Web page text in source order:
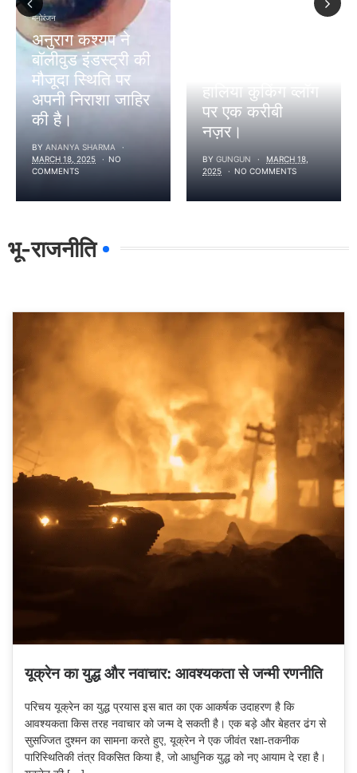
Previous
मनोरंजन
अनुराग कश्यप ने
बॉलीवुड इंडस्ट्री की
मौजूदा स्थिति पर
अपनी निराशा जाहिर
की है।
BY ANANYA SHARMA
MARCH 18, 2025
NO
COMMENTS
हालिया कुकिंग व्लॉग
पर एक करीबी
नज़र।
BY GUNGUN
MARCH 18,
2025
NO COMMENTS
भू-राजनीति
यूक्रेन का युद्ध और नवाचार: आवश्यकता से जन्मी रणनीति
परिचय यूक्रेन का युद्ध प्रयास इस बात का एक आकर्षक उदाहरण है कि
आवश्यकता किस तरह नवाचार को जन्म दे सकती है। एक बड़े और बेहतर ढंग से
सुसज्जित दुश्मन का सामना करते हुए, यूक्रेन ने एक जीवंत रक्षा-तकनीक
पारिस्थितिकी तंत्र विकसित किया है, जो आधुनिक युद्ध को नए आयाम दे रहा है।